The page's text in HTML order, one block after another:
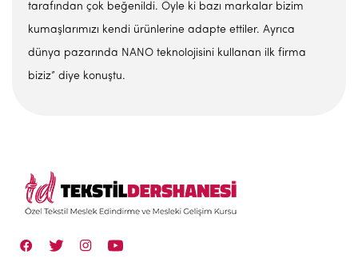
tarafından çok beğenildi. Öyle ki bazı markalar bizim
kumaşlarımızı kendi ürünlerine adapte ettiler. Ayrıca
dünya pazarında NANO teknolojisini kullanan ilk firma
biziz” diye konuştu.